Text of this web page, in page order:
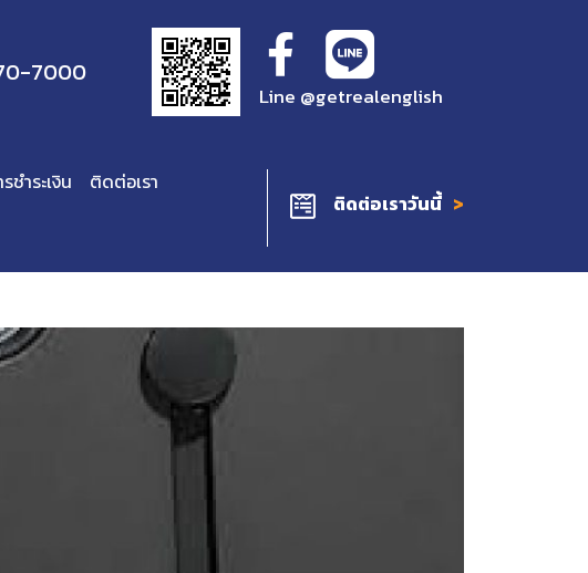
7000
Line @getrealenglish
ชำระเงิน
ติดต่อเรา
ติดต่อเราวันนี้